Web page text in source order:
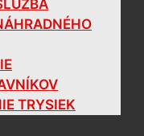
TRYSIEK